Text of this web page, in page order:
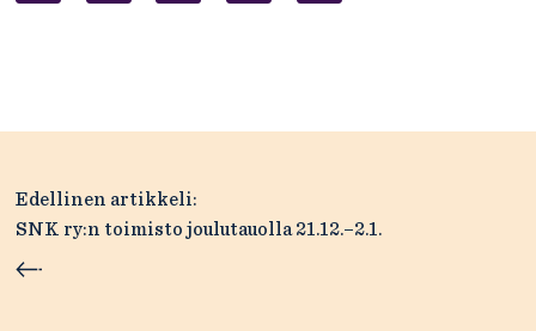
Artikkelien
selaus
Edellinen artikkeli:
SNK ry:n toimisto joulutauolla 21.12.–2.1.